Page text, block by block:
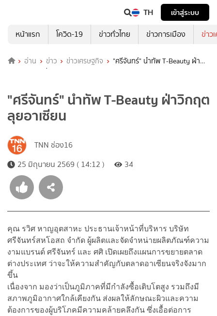
TH
เข้าสู่ระบบ
หน้าแรก
โควิด-19 ข่าวทั่วไทย ข่าวการเมือง ข่าว
อ่าน ข่าว ข่าวเศรษฐกิจ
"ศรีจันทร์" นำทัพ T-Beauty ฝ่า
วิกฤต ลุยอาเซียน
"ศรีจันทร์" นำทัพ T-Beauty ฝ่าวิกฤต
ลุยอาเซียน
TNN ช่อง16
25 มิถุนายน 2569 ( 14:12 )
34
คุณ รวิศ หาญอุตสาหะ ประธานเจ้าหน้าที่บริหาร บริษัท
ศรีจันทร์สหโอสถ จำกัด ผู้ผลิตและจัดจำหน่ายผลิตภัณฑ์ความ
งามแบรนด์ ศรีจันทร์ และ ศศิ เปิดเผยถึงแผนการขยายตลาด
ต่างประเทศ ว่าจะให้ความสำคัญกับตลาดอาเซียนจริงจังมาก
ขึ้น
เนื่องจาก มองว่าเป็นภูมิภาคที่มีกำลังซื้อเติบโตสูง รวมถึงมี
สภาพภูมิอากาศใกล้เคียงกัน ส่งผลให้ลักษณะผิวและความ
ต้องการของผู้บริโภคมีความคล้ายคลึงกัน ซึ่งเอื้อต่อการ